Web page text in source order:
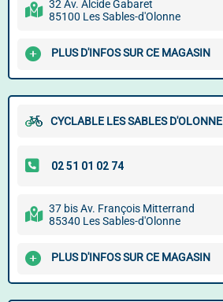
32 Av. Alcide Gabaret
85100 Les Sables-d'Olonne
PLUS D'INFOS SUR CE MAGASIN
CYCLABLE LES SABLES D'OLONNE
37 bis Av. François Mitterrand
85340 Les Sables-d'Olonne
PLUS D'INFOS SUR CE MAGASIN